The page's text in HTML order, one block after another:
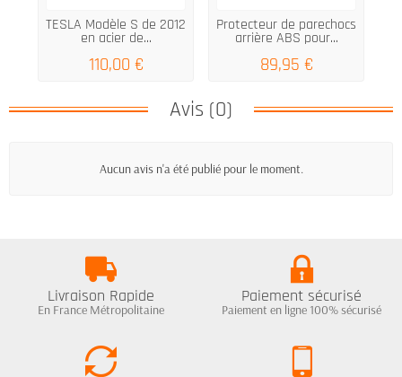
TESLA Modèle S de 2012
en acier de...
110,00 €
Protecteur de parechocs
arrière ABS pour...
89,95 €
Avis (0)
Aucun avis n'a été publié pour le moment.
Livraison Rapide
En France Métropolitaine
Paiement sécurisé
Paiement en ligne 100% sécurisé